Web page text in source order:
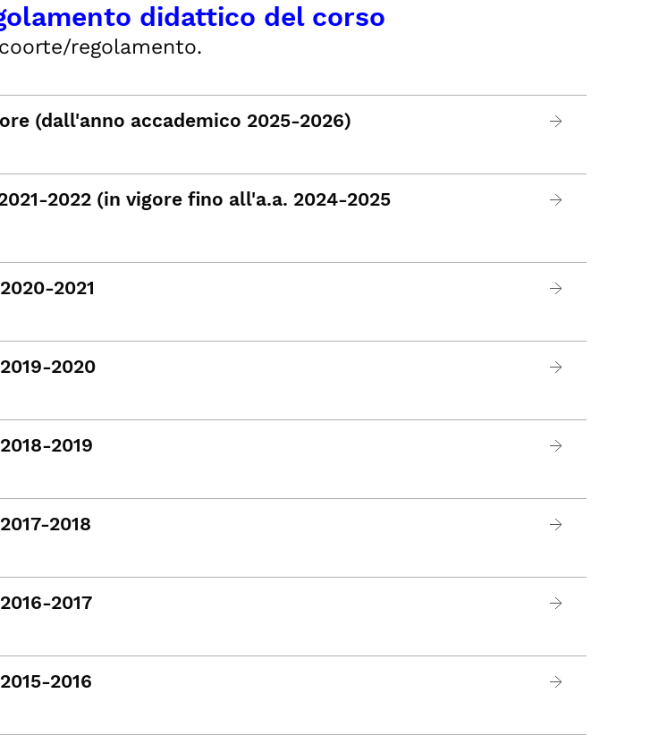
didattico del corso
regolamento.
(dall'anno accademico 2025-2026)
2022 (in vigore fino all'a.a. 2024-2025
2021
2020
2019
2018
2017
2016